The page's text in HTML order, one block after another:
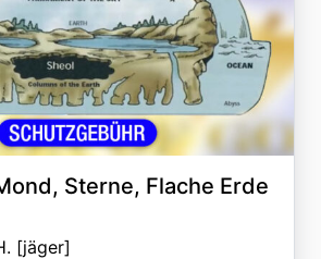
Sterne, Flache Erde
[jäger]